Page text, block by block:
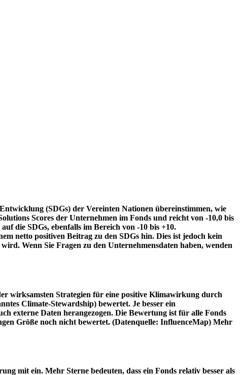
(SDGs) der Vereinten Nationen übereinstimmen, wie
Scores der Unternehmen im Fonds und reicht von -10,0 bis
die SDGs, ebenfalls im Bereich von -10 bis +10.
netto positiven Beitrag zu den SDGs hin. Dies ist jedoch kein
Wenn Sie Fragen zu den Unternehmensdaten haben, wenden
wirksamsten Strategien für eine positive Klimawirkung durch
Climate-Stewardship) bewertet. Je besser ein
externe Daten herangezogen. Die Bewertung ist für alle Fonds
Größe noch nicht bewertet. (Datenquelle: InfluenceMap) Mehr
mit ein. Mehr Sterne bedeuten, dass ein Fonds relativ besser als